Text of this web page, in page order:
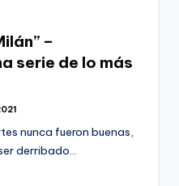
–
serie de lo más
nunca fueron buenas,
derribado…